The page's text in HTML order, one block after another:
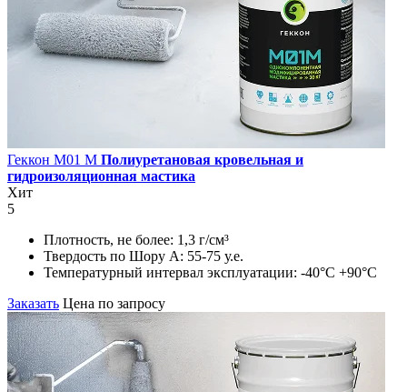
Геккон М01 М Полиуретановая кровельная и
гидроизоляционная мастика
Хит
5
Плотность, не более: 1,3 г/см³
Твердость по Шору А: 55-75 у.е.
Температурный интервал эксплуатации: -40°С +90°С
Заказать Цена по запросу